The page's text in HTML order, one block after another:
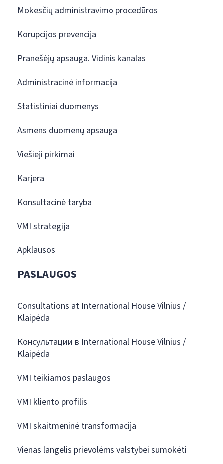
Mokesčių administravimo procedūros
Korupcijos prevencija
Pranešėjų apsauga. Vidinis kanalas
Administracinė informacija
Statistiniai duomenys
Asmens duomenų apsauga
Viešieji pirkimai
Karjera
Konsultacinė taryba
VMI strategija
Apklausos
PASLAUGOS
Consultations at International House Vilnius /
Klaipėda
Консультации в International House Vilnius /
Klaipėda
VMI teikiamos paslaugos
VMI kliento profilis
VMI skaitmeninė transformacija
Vienas langelis prievolėms valstybei sumokėti